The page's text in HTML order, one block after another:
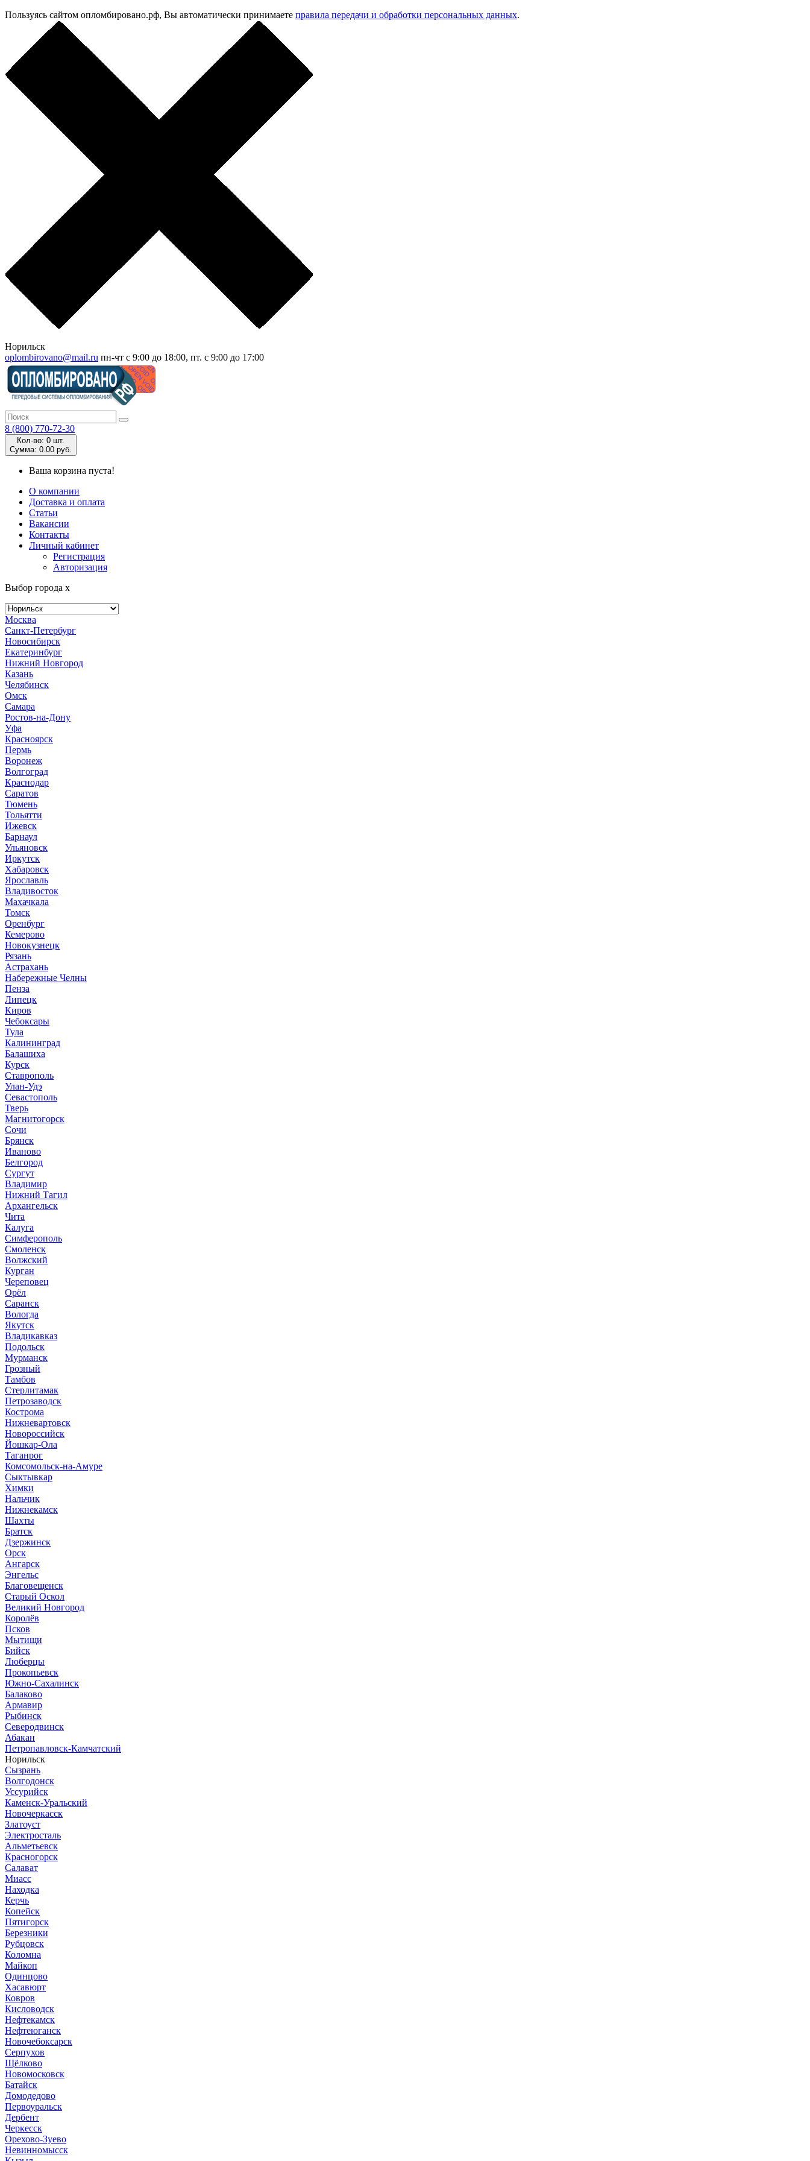
Пользуясь сайтом опломбировано.рф, Вы автоматически принимаете правила передачи и обработки персональных данных.
Норильск
oplombirovano@mail.ru пн-чт с 9:00 до 18:00, пт. с 9:00 до 17:00
8 (800) 770-72-30
Кол-во: 0 шт.
Cумма: 0.00 руб.
Ваша корзина пуста!
О компании
Доставка и оплата
Статьи
Вакансии
Контакты
Личный кабинет
Регистрация
Авторизация
Выбор города x
Москва
Санкт-Петербург
Новосибирск
Екатеринбург
Нижний Новгород
Казань
Челябинск
Омск
Самара
Ростов-на-Дону
Уфа
Красноярск
Пермь
Воронеж
Волгоград
Краснодар
Саратов
Тюмень
Тольятти
Ижевск
Барнаул
Ульяновск
Иркутск
Хабаровск
Ярославль
Владивосток
Махачкала
Томск
Оренбург
Кемерово
Новокузнецк
Рязань
Астрахань
Набережные Челны
Пенза
Липецк
Киров
Чебоксары
Тула
Калининград
Балашиха
Курск
Ставрополь
Улан-Удэ
Севастополь
Тверь
Магнитогорск
Сочи
Брянск
Иваново
Белгород
Сургут
Владимир
Нижний Тагил
Архангельск
Чита
Калуга
Симферополь
Смоленск
Волжский
Курган
Череповец
Орёл
Саранск
Вологда
Якутск
Владикавказ
Подольск
Мурманск
Грозный
Тамбов
Стерлитамак
Петрозаводск
Кострома
Нижневартовск
Новороссийск
Йошкар-Ола
Таганрог
Комсомольск-на-Амуре
Сыктывкар
Химки
Нальчик
Нижнекамск
Шахты
Братск
Дзержинск
Орск
Ангарск
Энгельс
Благовещенск
Старый Оскол
Великий Новгород
Королёв
Псков
Мытищи
Бийск
Люберцы
Прокопьевск
Южно-Сахалинск
Балаково
Армавир
Рыбинск
Северодвинск
Абакан
Петропавловск-Камчатский
Норильск
Сызрань
Волгодонск
Уссурийск
Каменск-Уральский
Новочеркасск
Златоуст
Электросталь
Альметьевск
Красногорск
Салават
Миасс
Находка
Керчь
Копейск
Пятигорск
Березники
Рубцовск
Коломна
Майкоп
Одинцово
Хасавюрт
Ковров
Кисловодск
Нефтекамск
Нефтеюганск
Новочебоксарск
Серпухов
Щёлково
Новомосковск
Батайск
Домодедово
Первоуральск
Дербент
Черкесск
Орехово-Зуево
Невинномысск